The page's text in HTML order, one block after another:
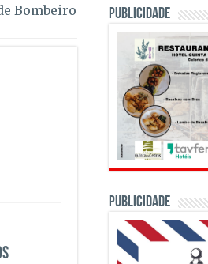
Bombeiro
PUBLICIDADE
PUBLICIDADE